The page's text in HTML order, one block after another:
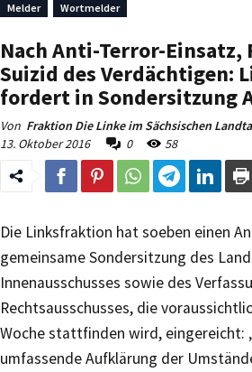
Melder Wortmelder
Nach Anti-Terror-Einsatz,
Suizid des Verdächtigen:
fordert in Sondersitzung
Von Fraktion Die Linke im Sächsischen
13. Oktober 2016
0 58
Die Linksfraktion hat soeben einen
gemeinsame Sondersitzung des
Innenausschusses sowie des
Rechtsausschusses, die
Woche stattfinden wird, eingereicht:
umfassende Aufklärung der